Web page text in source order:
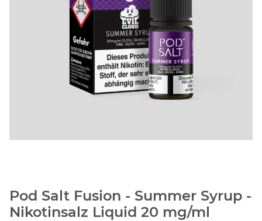
Pod Salt Fusion - Summer Syrup -
Nikotinsalz Liquid 20 mg/ml